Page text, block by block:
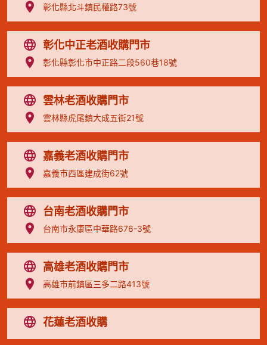
彰化縣北斗鎮民權路73號
彰化中正老酒收購門市
彰化縣彰化市中正路二段560巷18號
雲林老酒收購門市
雲林縣虎尾鎮大成五街21號
嘉義老酒收購門市
嘉義市西區建成街62號
台南老酒收購門市
台南市永康區中華路676-3號
高雄老酒收購門市
高雄市前鎮區三多二路413號
花蓮老酒收購